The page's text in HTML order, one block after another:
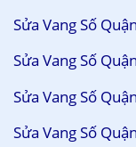
Sửa Vang Số
Sửa Vang Số
Sửa Vang Số
Sửa Vang Số